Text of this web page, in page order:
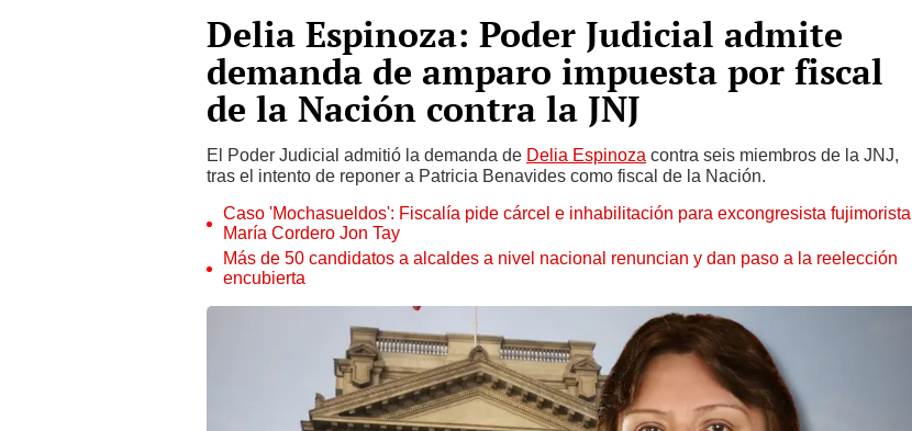
Delia Espinoza: Poder Judicial admite
demanda de amparo impuesta por fiscal
de la Nación contra la JNJ
El Poder Judicial admitió la demanda de Delia Espinoza contra seis miembros de la JNJ,
tras el intento de reponer a Patricia Benavides como fiscal de la Nación.
Caso 'Mochasueldos': Fiscalía pide cárcel e inhabilitación para excongresista fujimorista
María Cordero Jon Tay
Más de 50 candidatos a alcaldes a nivel nacional renuncian y dan paso a la reelección
encubierta